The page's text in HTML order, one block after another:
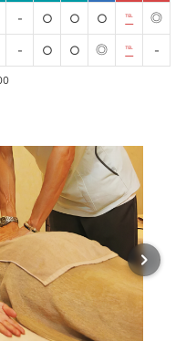
- ○ ○ ○ ℡ ◎
- ○ ○ ◎ ℡ -